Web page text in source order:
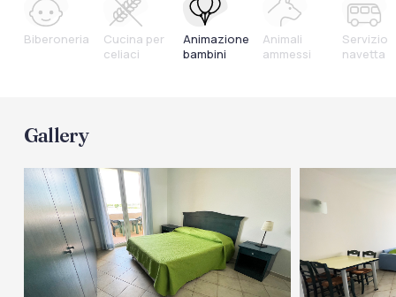
Biberoneria
Cucina per
celiaci
Animazione
bambini
Animali
ammessi
Servizio
navetta
Gallery